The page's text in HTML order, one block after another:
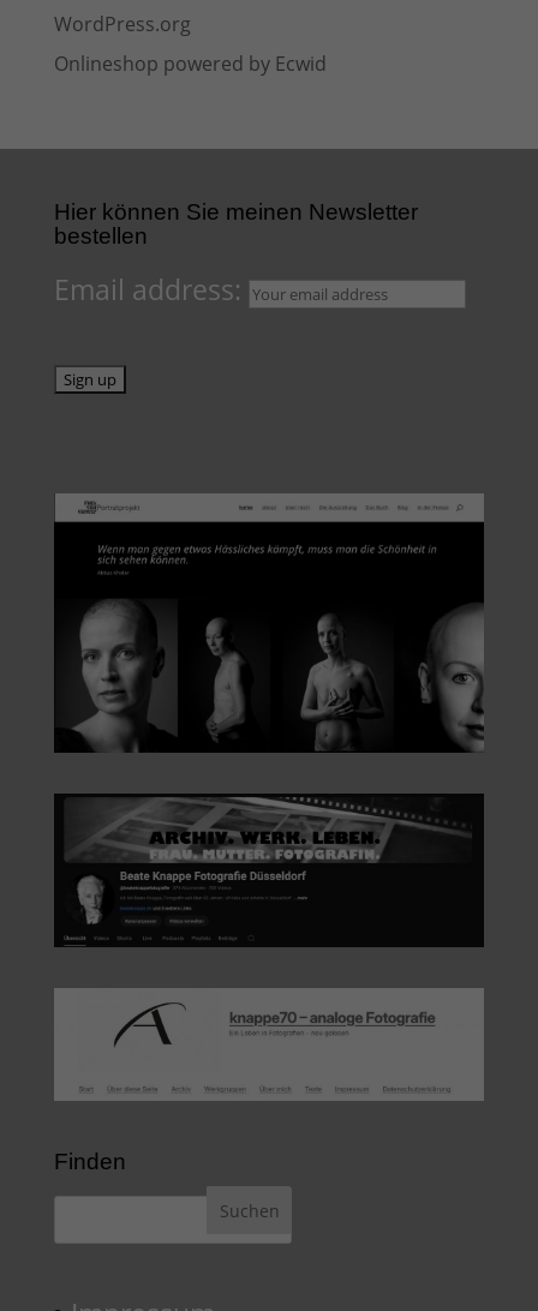
WordPress.org
Onlineshop powered by Ecwid
Hier können Sie meinen Newsletter
bestellen
Email address:
Finden